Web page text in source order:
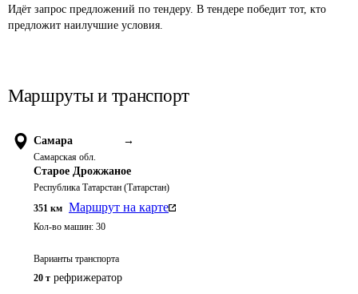
Идёт запрос предложений по тендеру. В тендере победит тот, кто
предложит наилучшие условия.
Маршруты и транспорт
Самара →
Самарская обл.
Старое Дрожжаное
Республика Татарстан (Татарстан)
351 км Маршрут на карте
Кол-во машин: 30
Варианты транспорта
20 т рефрижератор